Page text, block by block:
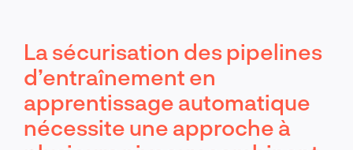
La sécurisation des pipelines
d’entraînement en
apprentissage automatique
nécessite une approche à